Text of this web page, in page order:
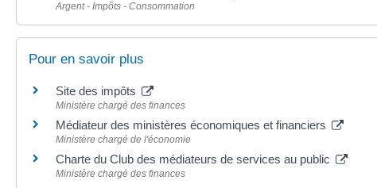
Argent - Impôts - Consommation
Pour en savoir plus
Site des impôts
Ministère chargé des finances
Médiateur des ministères économiques et financiers
Ministère chargé de l'économie
Charte du Club des médiateurs de services au public
Ministère chargé des finances